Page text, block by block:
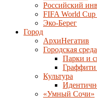
Российский
FIFA World Cup
Эко-Берег
Город
АрхиНегатив
Городская среда
Парки и
Граффити
Культура
«Умный Сочи»